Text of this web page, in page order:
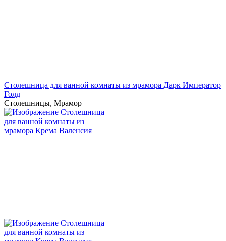
Столешница для ванной комнаты из мрамора Дарк Император
Голд
Столешницы, Мрамор